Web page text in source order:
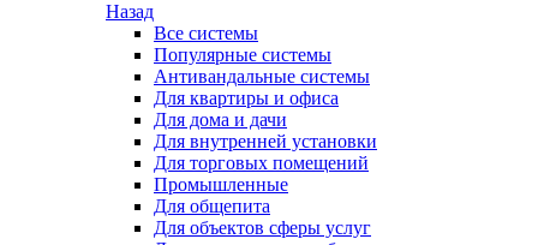
Назад
Все системы
Популярные системы
Антивандальные системы
Для квартиры и офиса
Для дома и дачи
Для внутренней установки
Для торговых помещений
Промышленные
Для общепита
Для объектов сферы услуг